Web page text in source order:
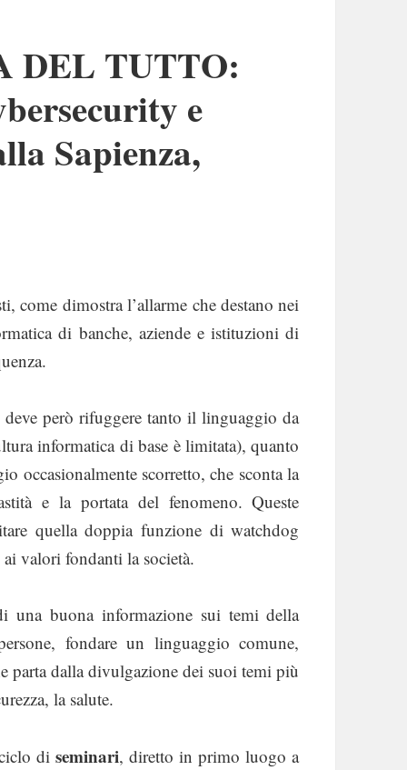
DEL TUTTO:
e
Sapienza,
come dimostra l’allarme che destano nei
di banche, aziende e istituzioni di
però rifuggere tanto il linguaggio da
informatica di base è limitata), quanto
occasionalmente scorretto, che sconta la
e la portata del fenomeno. Queste
quella doppia funzione di watchdog
valori fondanti la società.
una buona informazione sui temi della
fondare un linguaggio comune,
parta dalla divulgazione dei suoi temi più
la salute.
diseminari, diretto in primo luogo a